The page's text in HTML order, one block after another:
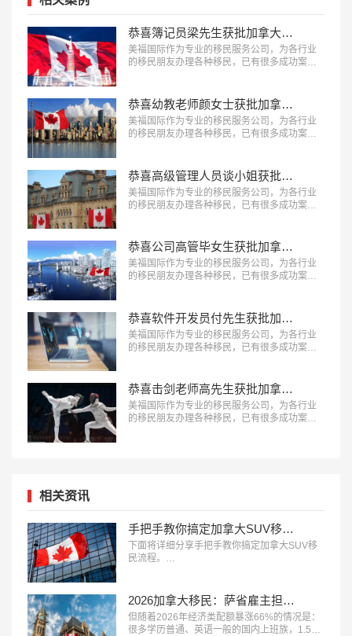
恭喜簿记员梁先生获批加拿大萨省雇主担保移民！
美福国际作为专业的移民服务公司，为各行业
的移民朋友办理各种移民，已有很多成功案
恭喜幼教老师颜女士获批加拿大BC省雇主担保移民！
美福国际作为专业的移民服务公司，为各行业
的移民朋友办理各种移民，已有很多成功案
恭喜高级管理人员谈小姐获批加拿大联邦技术移民！
美福国际作为专业的移民服务公司，为各行业
的移民朋友办理各种移民，已有很多成功案
恭喜公司高管毕女生获批加拿大联邦技术移民！
美福国际作为专业的移民服务公司，为各行业
的移民朋友办理各种移民，已有很多成功案
恭喜软件开发员付先生获批加拿大安省雇主担保移民！
美福国际作为专业的移民服务公司，为各行业
的移民朋友办理各种移民，已有很多成功案
恭喜击剑老师高先生获批加拿大联邦自雇移民！
美福国际作为专业的移民服务公司，为各行业
的移民朋友办理各种移民，已有很多成功案
相关资讯
手把手教你搞定加拿大SUV移民流程
下面将详细分享手把手教你搞定加拿大SUV移
民流程。…
2026加拿大移民：萨省雇主担保，轻松拿PR
但随着2026年经济类配额暴涨66%的情况是：
很多学历普通、英语一般的国内上班族，1.5年